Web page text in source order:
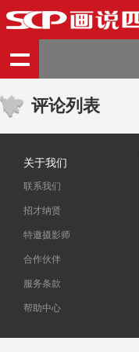
评论列表
关于我们
联系我们
招才纳贤
特邀摄影师
合作伙伴
服务条款
帮助中心